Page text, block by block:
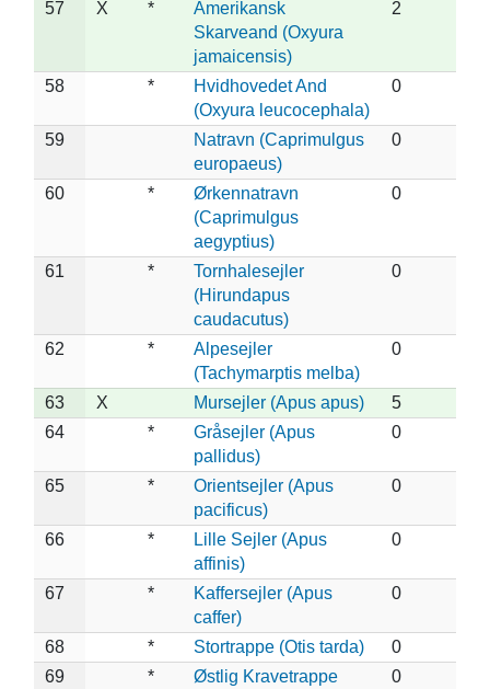
57 X *
Amerikansk
Skarveand (Oxyura
jamaicensis)
2
58 *
Hvidhovedet And
(Oxyura leucocephala)
0
59
Natravn (Caprimulgus
europaeus)
0
60 *
Ørkennatravn
(Caprimulgus
aegyptius)
0
61 *
Tornhalesejler
(Hirundapus
caudacutus)
0
62 *
Alpesejler
(Tachymarptis melba)
0
63 X Mursejler (Apus apus)
5
64
*
Gråsejler (Apus
pallidus)
0
65 *
Orientsejler (Apus
pacificus)
0
66 *
Lille Sejler (Apus
affinis)
0
67 *
Kaffersejler (Apus
caffer)
0
68 * Stortrappe (Otis tarda)
0
69
*
Østlig Kravetrappe
0